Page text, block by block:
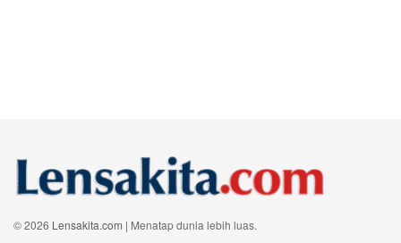
© 2026 Lensakita.com | Menatap dunia lebih luas.